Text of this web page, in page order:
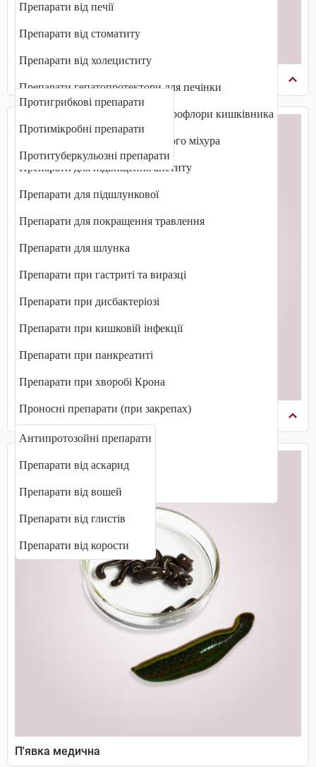
Препарати від печії
Препарати від стоматиту
Препарати від холециститу
Препарати гепатопротектори для печінки
Препарати для відновлення мікрофлори кишківника
Препарати для печінки і жовчного міхура
Препарати для підвищення апетиту
Препарати для підшлункової
Препарати для покращення травлення
Препарати для шлунка
Препарати при гастриті та виразці
Препарати при дисбактеріозі
Препарати при кишковій інфекції
Препарати при панкреатиті
Препарати при хворобі Крона
Проносні препарати (при закрепах)
Протиблювотні препарати
Таблетки від захитування
Ферменти для травлення
Протигрибкові препарати
Протимікробні препарати
Протитуберкульозні препарати
Протипаразитарні препарати
Антипротозойні препарати
Препарати від аскарид
Препарати від вошей
Препарати від глистів
Препарати від корости
П'явка медична